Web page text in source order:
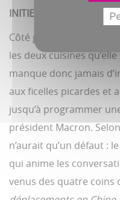
INITIER À LA CUISINE
Côté gastronomie,
les deux cuisines
manque donc jamais
aux ficelles picardes et
jusqu’à programmer
président Macron.
n’aurait qu’un défaut :
qui anime les
venus des quatre coins